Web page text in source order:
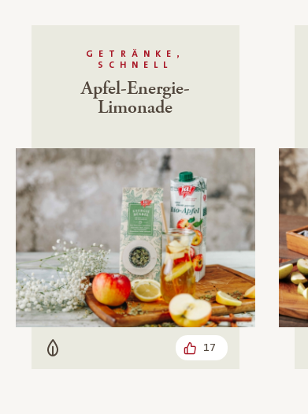
GETRÄNKE,
SCHNELL
Apfel-Energie-
Limonade
Vegetarisch 17